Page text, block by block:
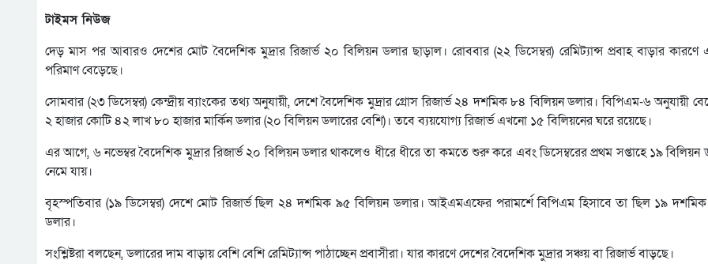
টাইমস নিউজ
দেড় মাস পর আবারও দেশের মোট বৈদেশিক মুদ্রার রিজার্ভ ২০ বিলিয়ন ডলার ছাড়াল। রোববার (২২ ডিসেম্বর) রেমিট্যান্স প্রবাহ বাড়ার কারণে
পরিমাণ বেড়েছে।
সোমবার (২৩ ডিসেম্বর) কেন্দ্রীয় ব্যাংকের তথ্য অনুযায়ী, দেশে বৈদেশিক মুদ্রার গ্রোস রিজার্ভ ২৪ দশমিক ৮৪ বিলিয়ন ডলার। বিপিএম-৬ অনুযায়ী
২ হাজার কোটি ৪২ লাখ ৮০ হাজার মার্কিন ডলার (২০ বিলিয়ন ডলারের বেশি)। তবে ব্যয়যোগ্য রিজার্ভ এখনো ১৫ বিলিয়নের ঘরে রয়েছে।
এর আগে, ৬ নভেম্বর বৈদেশিক মুদ্রার রিজার্ভ ২০ বিলিয়ন ডলার থাকলেও ধীরে ধীরে তা কমতে শুরু করে এবং ডিসেম্বরের প্রথম সপ্তাহে ১৯ বিলিয়ন
নেমে যায়।
বৃহস্পতিবার (১৯ ডিসেম্বর) দেশে মোট রিজার্ভ ছিল ২৪ দশমিক ৯৫ বিলিয়ন ডলার। আইএমএফের পরামর্শে বিপিএম হিসাবে তা ছিল ১৯
ডলার।
সংশ্লিষ্টরা বলছেন, ডলারের দাম বাড়ায় বেশি বেশি রেমিট্যান্স পাঠাচ্ছেন প্রবাসীরা। যার কারণে দেশের বৈদেশিক মুদ্রার সঞ্চয় বা রিজার্ভ বাড়ছে।